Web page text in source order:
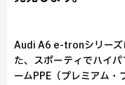
Audi A6 e-tronシリーズ
た、スポーティでハイ
ームPPE（プレミアム